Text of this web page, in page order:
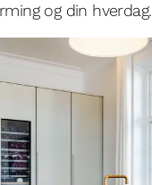
og din hverdag.